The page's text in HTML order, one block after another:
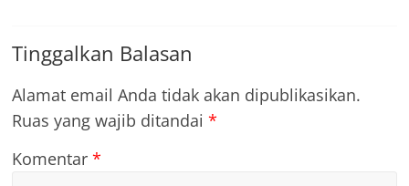
Tinggalkan Balasan
Alamat email Anda tidak akan dipublikasikan.
Ruas yang wajib ditandai*
Komentar*